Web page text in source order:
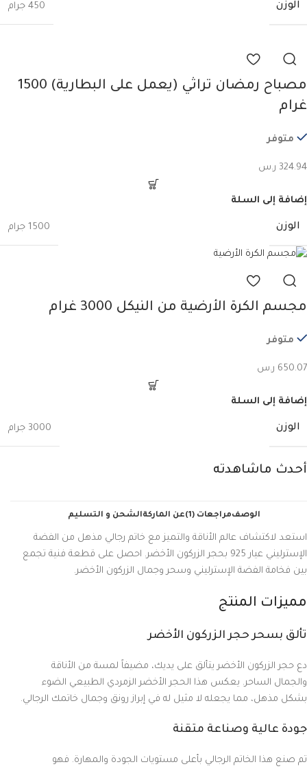
الوزن 450 جرام
مصباح رمضان تراثي (يعمل على البطارية) 1500
غرام
متوفر
324.94 ر.س
إضافة إلى السلة
الوزن 1500 جرام
مجسم الكرة الأرضية من النيكل 3000 غرام
متوفر
650.07 ر.س
إضافة إلى السلة
الوزن 3000 جرام
أحدث ماشاهدته
الوصفمراجعات (1) عن الماركةالشحن و التسليم
استعد لاكتشاف عالم الأناقة والتميز مع خاتم رجالي مذهل من الفضة
الإسترليني عيار 925 بحجر الزركون الأخضر. احصل على قطعة فنية تجمع
بين فخامة الفضة الإسترليني وسحر وجمال الزركون الأخضر.
مميزات المنتج
تألق بسحر حجر الزركون الأخضر
دع حجر الزركون الأخضر يتألق على يديك، مضيفاً لمسة من الأناقة
والجمال الساحر. يعكس هذا الحجر الأخضر الزمردي الطبيعي الضوء
بشكل مذهل، مما يجعله لا مثيل له في إبراز رونق وجمال خاتمك الرجالي.
جودة عالية وصناعة متقنة
تم صنع هذا الخاتم الرجالي بأعلى مستويات الجودة والمهارة. فهو